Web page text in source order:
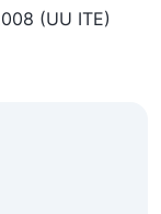
(UU ITE)